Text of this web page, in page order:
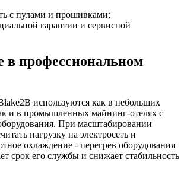
с пулами и прошивками;
гарантии и сервисной
в профессиональном
используются как в небольших
и в промышленных майнинг-отелях с
При масштабировании
нагрузку на электросеть и
охлаждение - перегрев оборудования
срок его службы и снижает стабильность